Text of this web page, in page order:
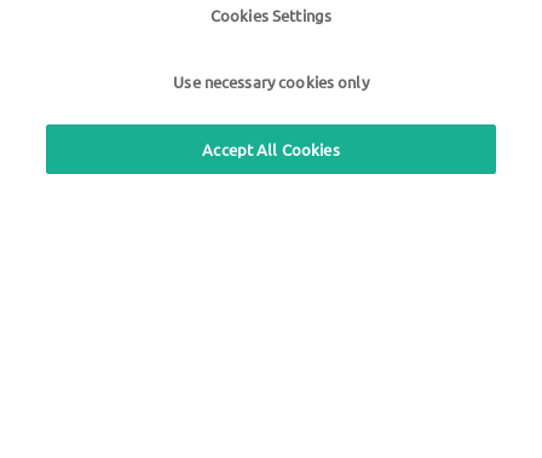
Загальні питання щодо UTA Edenred
зворотного зв'язку
Cookies Settings
Use necessary cookies only
Accept All Cookies